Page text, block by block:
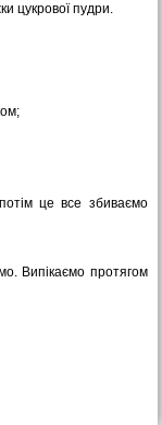
цукрової пудри.
це все збиваємо
Випікаємо протягом